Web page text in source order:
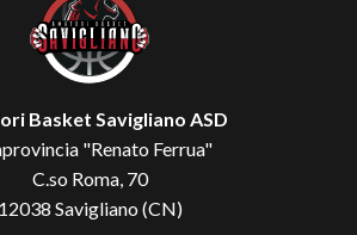
Basket Savigliano ASD
"Renato Ferrua"
C.so Roma, 70
12038 Savigliano (CN)